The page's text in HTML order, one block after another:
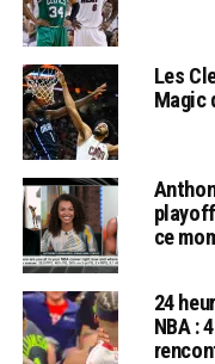
Les
Magic
ce
24
NBA :